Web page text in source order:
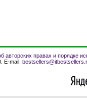
авторских правах и порядке
E-mail: